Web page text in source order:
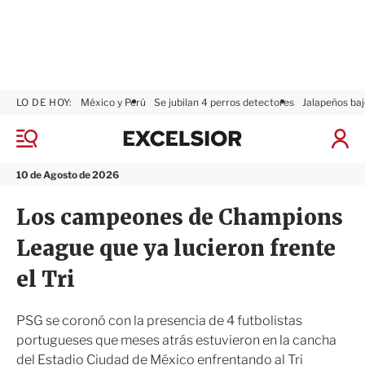
M
n
10 de Agosto de 2026
LO DE HOY: México y Perú Se jubilan 4 perros detectores Jalapeños
I
a
x
i
r
Los campeones de Champions
League que ya lucieron frente
el Tri
PSG se coronó con la presencia de 4 futbolistas
portugueses que meses atrás estuvieron en la cancha
del Estadio Ciudad de México enfrentando al Tri